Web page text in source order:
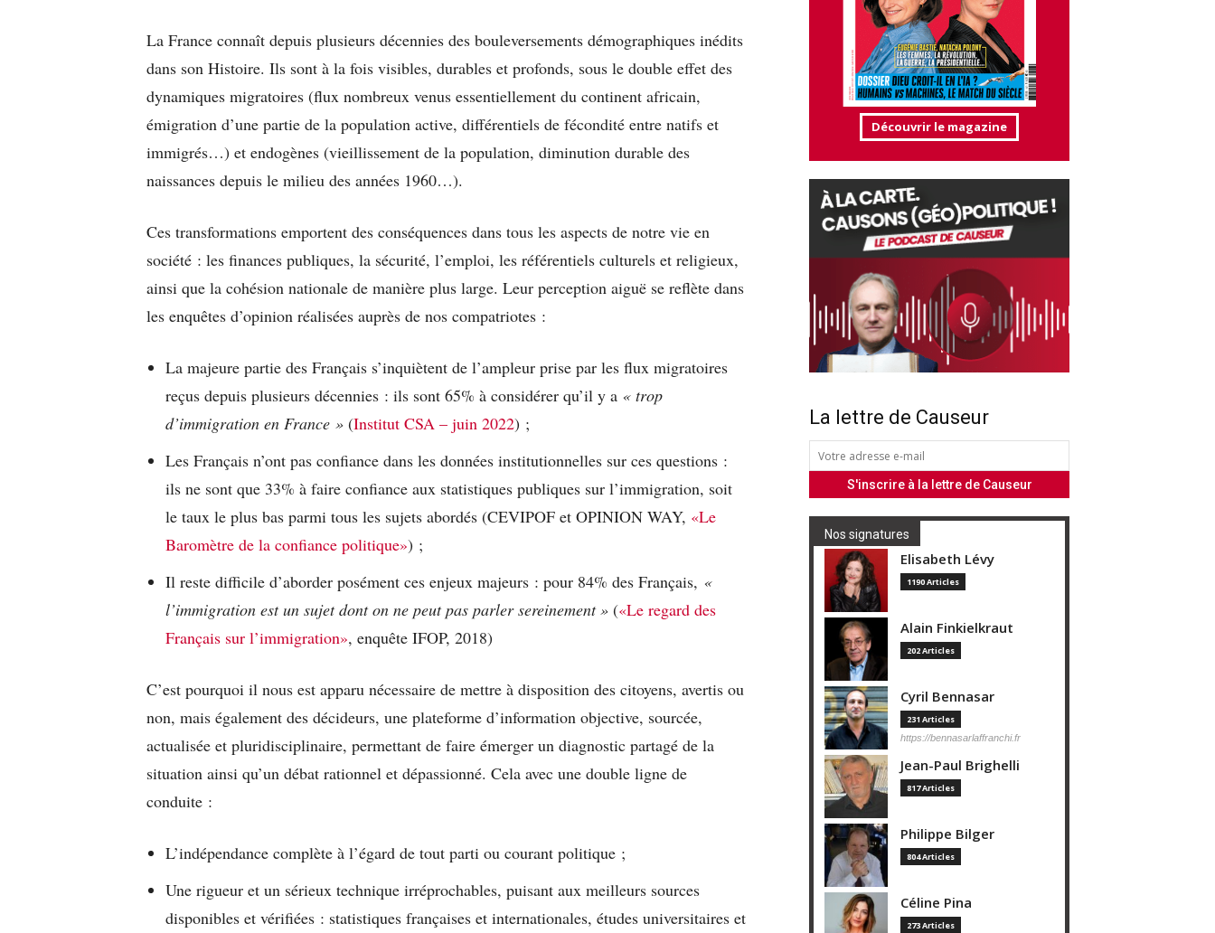
La France connaît depuis plusieurs décennies des bouleversements démographiques inédits
dans son Histoire. Ils sont à la fois visibles, durables et profonds, sous le double effet des
dynamiques migratoires (flux nombreux venus essentiellement du continent africain,
émigration d’une partie de la population active, différentiels de fécondité entre natifs et
immigrés…) et endogènes (vieillissement de la population, diminution durable des
naissances depuis le milieu des années 1960…).
Ces transformations emportent des conséquences dans tous les aspects de notre vie en
société : les finances publiques, la sécurité, l’emploi, les référentiels culturels et religieux,
ainsi que la cohésion nationale de manière plus large. Leur perception aiguë se reflète dans
les enquêtes d’opinion réalisées auprès de nos compatriotes :
La majeure partie des Français s’inquiètent de l’ampleur prise par les flux migratoires
reçus depuis plusieurs décennies : ils sont 65% à considérer qu’il y a « trop
d’immigration en France » (Institut CSA – juin 2022) ;
Les Français n’ont pas confiance dans les données institutionnelles sur ces questions :
ils ne sont que 33% à faire confiance aux statistiques publiques sur l’immigration, soit
le taux le plus bas parmi tous les sujets abordés (CEVIPOF et OPINION WAY, «Le
Baromètre de la confiance politique») ;
Il reste difficile d’aborder posément ces enjeux majeurs : pour 84% des Français, «
l’immigration est un sujet dont on ne peut pas parler sereinement » («Le regard des
Français sur l’immigration», enquête IFOP, 2018)
C’est pourquoi il nous est apparu nécessaire de mettre à disposition des citoyens, avertis ou
non, mais également des décideurs, une plateforme d’information objective, sourcée,
actualisée et pluridisciplinaire, permettant de faire émerger un diagnostic partagé de la
situation ainsi qu’un débat rationnel et dépassionné. Cela avec une double ligne de
conduite :
L’indépendance complète à l’égard de tout parti ou courant politique ;
Une rigueur et un sérieux technique irréprochables, puisant aux meilleurs sources
disponibles et vérifiées : statistiques françaises et internationales, études universitaires et
Découvrir le magazine
La lettre de Causeur
Nos signatures
Elisabeth Lévy
1190 Articles
Alain Finkielkraut
202 Articles
Cyril Bennasar
231 Articles
https://bennasarlaffranchi.fr
Jean-Paul Brighelli
817 Articles
Philippe Bilger
804 Articles
Céline Pina
273 Articles